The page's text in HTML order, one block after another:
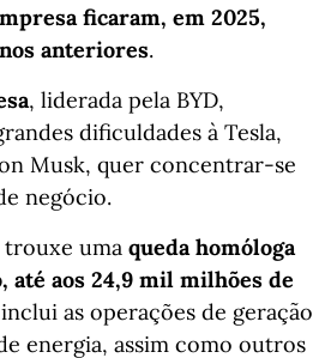
ficaram, em 2025,
anteriores.
, liderada pela BYD,
dificuldades à Tesla,
Musk, quer concentrar-se
negócio.
uma queda homóloga
até aos 24,9 mil milhões de
as operações de geração
energia, assim como outros